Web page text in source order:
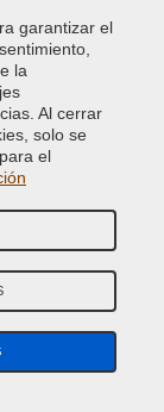
garantizar el
la
Al cerrar
solo se
el